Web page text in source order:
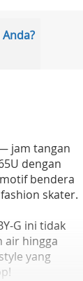
jam tangan
dengan
bendera
skater.
G ini tidak
air hingga
yang